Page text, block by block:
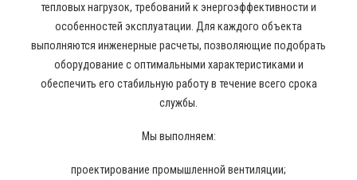
тепловых нагрузок, требований к энергоэффективности и
особенностей эксплуатации. Для каждого объекта
выполняются инженерные расчеты, позволяющие подобрать
оборудование с оптимальными характеристиками и
обеспечить его стабильную работу в течение всего срока
службы.
Мы выполняем:
проектирование промышленной вентиляции;